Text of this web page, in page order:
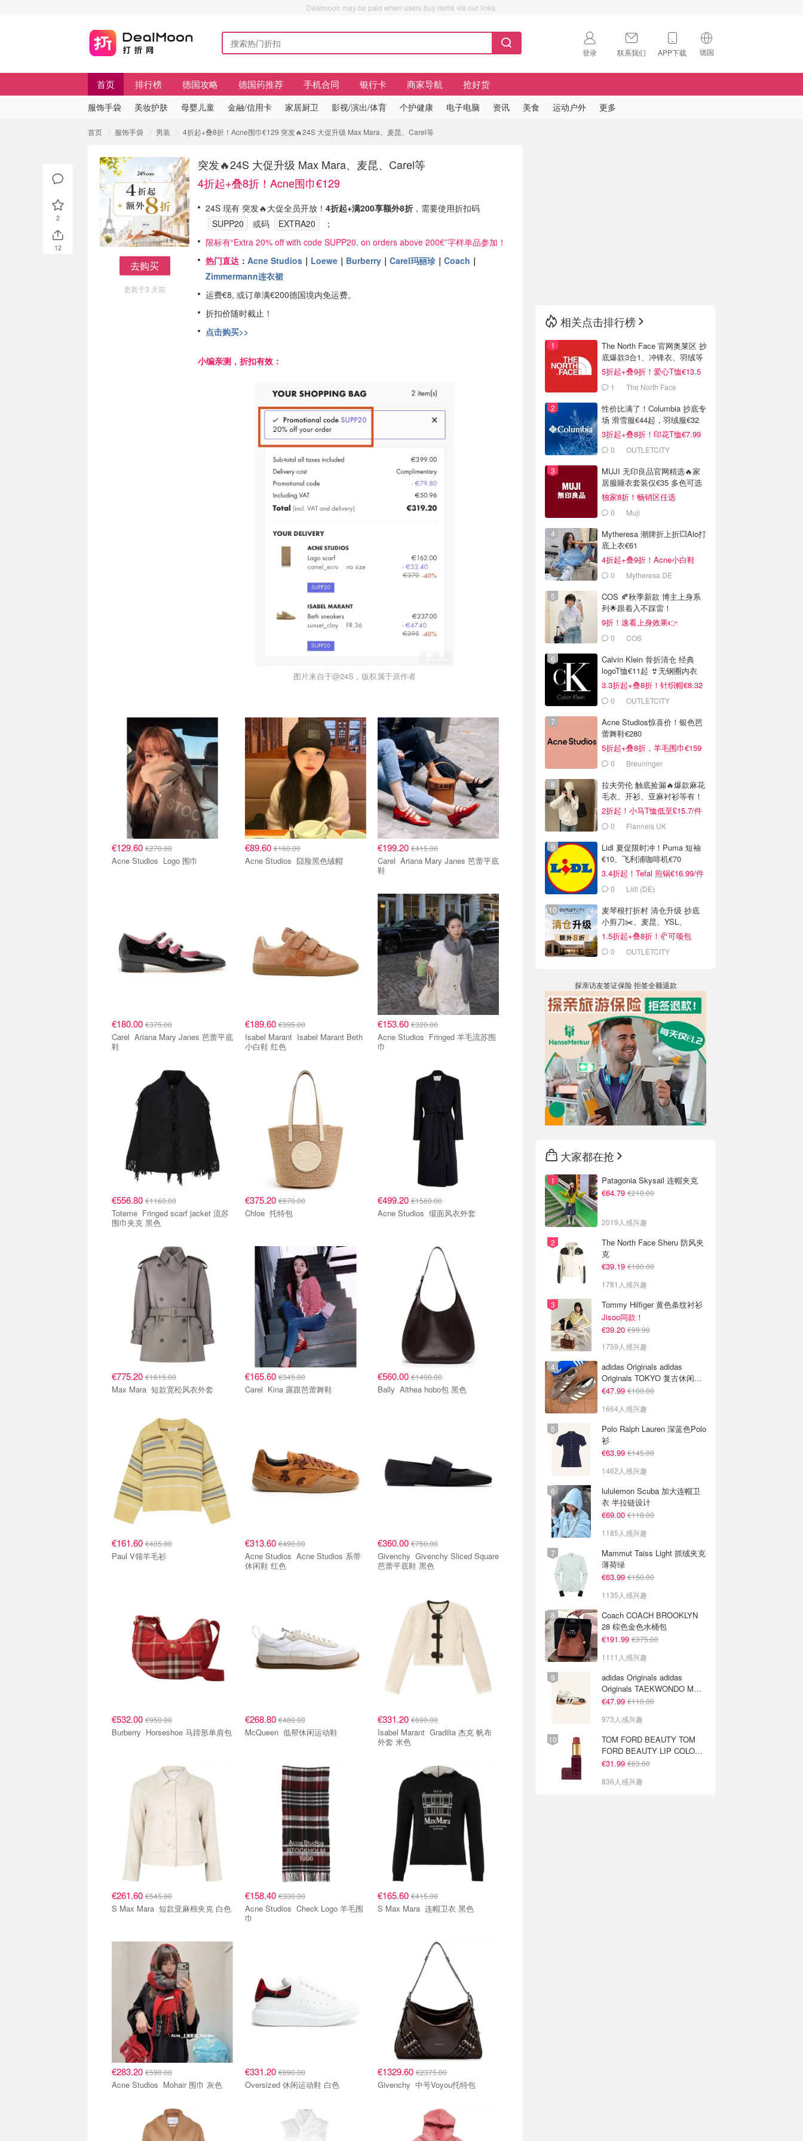
Dealmoon may be paid when users buy items via our links.
登录 联系我们 APP下载 德国
🇺🇸
首页 排行榜 德国攻略 德国药推荐 手机合同 银行卡 商家导航 抢好货
服饰手袋 美妆护肤 母婴儿童 金融/信用卡 家居厨卫 影视/演出/体育 个护健康 电子电脑 资讯 美食 运动户外 更多
首页 服饰手袋 男装 4折起+叠8折！Acne围巾€129 突发🔥24S 大促升级 Max Mara、麦昆、Carel等
去购买
更新于3 天前
突发🔥24S 大促升级 Max Mara、麦昆、Carel等
4折起+叠8折！Acne围巾€129
24S 现有 突发🔥大促全员开放！ 4折起+满200享额外8折 ，需要使用折扣码
SUPP20
或码 EXTRA20
；
限标有“Extra 20% off with code SUPP20, on orders above 200€”字样单品参加！
热门直达 ： Acne Studios ｜ Loewe ｜ Burberry ｜ Carel玛丽珍 ｜ Coach ｜
Zimmermann连衣裙
运费€8, 或订单满€200德国境内免运费。
折扣价随时截止！
点击购买>>
小编亲测，折扣有效：
图片来自于@24S，版权属于原作者
€129.60 €270.00
Acne Studios Logo 围巾
€89.60€160.00
Acne Studios 囧脸黑色绒帽
€199.20 €415.00
Carel Ariana Mary Janes 芭蕾平底
鞋
€180.00 €375.00
Carel Ariana Mary Janes 芭蕾平底
鞋
€189.60€395.00
Isabel Marant Isabel Marant Beth
小白鞋 红色
€153.60 €320.00
Acne Studios Fringed 羊毛流苏围
巾
€556.80 €1160.00
Toteme Fringed scarf jacket 流苏
围巾夹克 黑色
€375.20€670.00
Chloe 托特包
€499.20 €1560.00
Acne Studios 缎面风衣外套
€775.20 €1615.00
Max Mara 短款宽松风衣外套
€165.60€345.00
Carel Kina 露跟芭蕾舞鞋
€560.00 €1400.00
Bally Althea hobo包 黑色
€161.60 €405.00
Paul V领羊毛衫
€313.60€490.00
Acne Studios Acne Studios 系带
休闲鞋 红色
€360.00 €750.00
Givenchy Givenchy Sliced Square
芭蕾平底鞋 黑色
€532.00 €950.00
Burberry Horseshoe 马蹄形单肩包
€268.80€480.00
McQueen 低帮休闲运动鞋
€331.20 €690.00
Isabel Marant Gradilia 杰克 帆布
外套 米色
€261.60 €545.00
S Max Mara 短款亚麻棉夹克 白色
€158.40€330.00
Acne Studios Check Logo 羊毛围
巾
€165.60 €415.00
S Max Mara 连帽卫衣 黑色
€283.20 €590.00
Acne Studios Mohair 围巾 灰色
€331.20€690.00
Oversized 休闲运动鞋 白色
€1329.60 €2375.00
Givenchy 中号Voyou托特包
2
12
相关点击排行榜
The North Face 官网奥莱区 抄
底爆款3合1、冲锋衣、羽绒等
5折起+叠9折！爱心T恤€13.5
1 The North Face
性价比满了！Columbia 抄底专
场 滑雪服€44起，羽绒服€32
3折起+叠8折！印花T恤€7.99
0
OUTLETCITY
MUJI 无印良品官网精选🔥家
居服睡衣套装仅€35 多色可选
独家8折！畅销区任选
0 Muji
Mytheresa 潮牌折上折💥Alo打
底上衣€61
4折起+叠9折！Acne小白鞋
€2640 Mytheresa DE
COS 🍂秋季新款 博主上身系
列🌟跟着入不踩雷！
9折！速看上身效果👉
0 COS
Calvin Klein 骨折清仓 经典
logoT恤€11起 👙无钢圈内衣
€9.6
3.3折起+叠8折！针织帽€8.32
0
OUTLETCITY
Acne Studios惊喜价！银色芭
蕾舞鞋€280
5折起+叠8折，羊毛围巾€159
0 Breuninger
拉夫劳伦 触底捡漏🔥爆款麻花
毛衣、开衫、亚麻衬衫等有！
2折起！小马T恤低至£15.7/件
0 Flannels UK
Lidl 夏促限时冲！Puma 短袖
€10、飞利浦咖啡机€70
3.4折起！Tefal 煎锅€16.99/件
0 Lidl (DE)
麦琴根打折村 清仓升级 抄底
小剪刀✂️、麦昆、YSL、
Barbour等
1.5折起+叠8折！🥐可颂包
€44.79
0
OUTLETCITY
探亲访友签证保险 拒签全额退款
大家都在抢
Patagonia Skysail 连帽夹克
€64.79 €210.00
2019人感兴趣
The North Face Sheru 防风夹
克
€39.19 €100.00
1781人感兴趣
Tommy Hilfiger 黄色条纹衬衫
Jisoo同款！
€39.20 €99.90
1759人感兴趣
adidas Originals adidas
Originals TOKYO 复古休闲鞋
深棕色
€47.99 €100.00
1664人感兴趣
Polo Ralph Lauren 深蓝色Polo
衫
€63.99 €145.00
1462人感兴趣
lululemon Scuba 加大连帽卫
衣 半拉链设计
€69.00 €118.00
1185人感兴趣
Mammut Taiss Light 抓绒夹克
薄荷绿
€63.99 €150.00
1135人感兴趣
Coach COACH BROOKLYN
28 棕色金色水桶包
€191.99 €375.00
1111人感兴趣
adidas Originals adidas
Originals TAEKWONDO MEI
芭蕾鞋 棕色米色
€47.99 €110.00
973人感兴趣
TOM FORD BEAUTY TOM
FORD BEAUTY LIP COLOR
SATIN MATTE 裸玫瑰口红
€31.99 €63.00
836人感兴趣